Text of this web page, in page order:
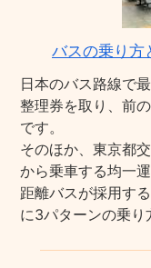
バスの乗り方
日本のバス路線で
整理券を取り、前
です。
そのほか、東京都
から乗車する均一
距離バスが採用す
に3パターンの乗り